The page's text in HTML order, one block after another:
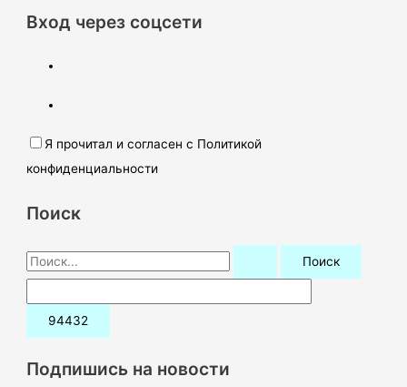
Вход через соцсети
Я прочитал и согласен с Политикой
конфиденциальности
Поиск
П
о
и
:Подпишись на новости